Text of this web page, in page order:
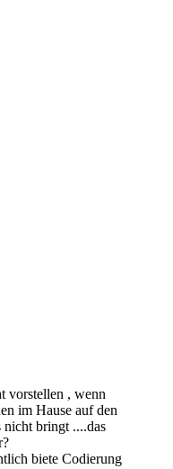
vorstellen , wenn
im Hause auf den
nicht bringt ....das
biete Codierung